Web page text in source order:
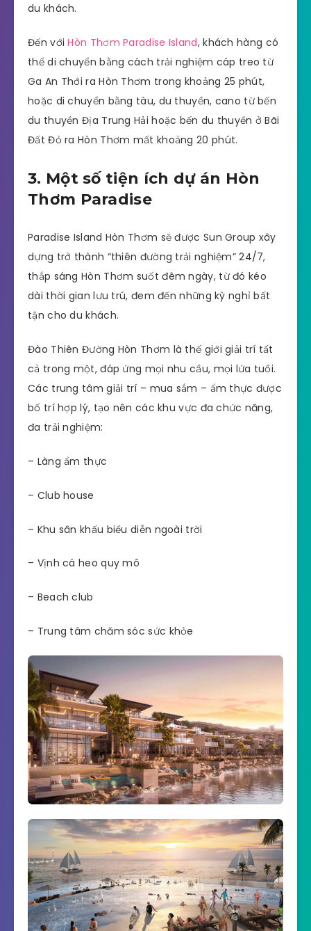
du khách.
Đến vớiHòn Thơm Paradise Island, khách hàng có
thể di chuyển bằng cách trải nghiệm cáp treo từ
Ga An Thới ra Hòn Thơm trong khoảng 25 phút,
hoặc di chuyển bằng tàu, du thuyền, cano từ bến
du thuyền Địa Trung Hải hoặc bến du thuyền ở Bãi
Đất Đỏ ra Hòn Thơm mất khoảng 20 phút.
3. Một số tiện ích dự án Hòn
Thơm Paradise
Paradise Island Hòn Thơm sẽ được Sun Group xây
dựng trở thành “thiên đường trải nghiệm” 24/7,
thắp sáng Hòn Thơm suốt đêm ngày, từ đó kéo
dài thời gian lưu trú, đem đến những kỳ nghỉ bất
tận cho du khách.
Đào Thiên Đường Hòn Thơm là thế giới giải trí tất
cả trong một, đáp ứng mọi nhu cầu, mọi lứa tuổi.
Các trung tâm giải trí – mua sắm – ẩm thực được
bố trí hợp lý, tạo nên các khu vực đa chức năng,
đa trải nghiệm:
– Làng ẩm thực
– Club house
– Khu sân khấu biểu diễn ngoài trời
– Vịnh cá heo quy mô
– Beach club
– Trung tâm chăm sóc sức khỏe